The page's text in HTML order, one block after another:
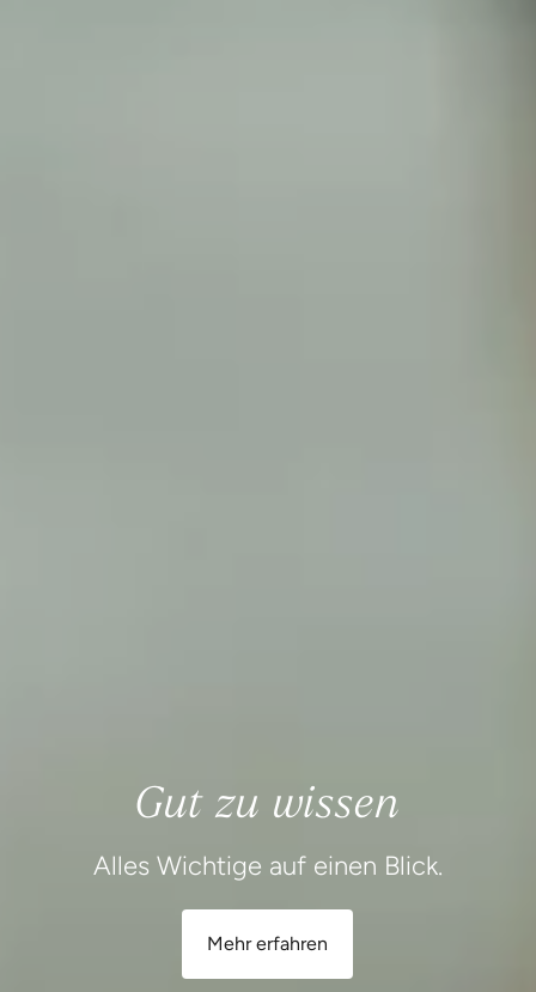
Gut zu wissen
Alles Wichtige auf einen Blick.
Mehr erfahren